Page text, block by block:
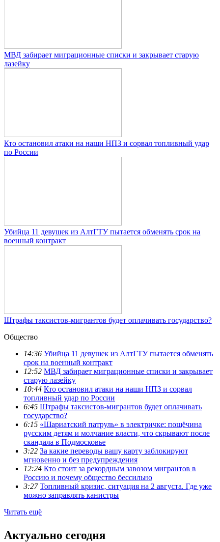
МВД забирает миграционные списки и закрывает старую
лазейку
Кто остановил атаки на наши НПЗ и сорвал топливный удар
по России
Убийца 11 девушек из АлтГТУ пытается обменять срок на
военный контракт
Штрафы таксистов-мигрантов будет оплачивать государство?
Общество
14:36 Убийца 11 девушек из АлтГТУ пытается обменять
срок на военный контракт
12:52 МВД забирает миграционные списки и закрывает
старую лазейку
10:44 Кто остановил атаки на наши НПЗ и сорвал
топливный удар по России
6:45 Штрафы таксистов-мигрантов будет оплачивать
государство?
6:15 «Шариатский патруль» в электричке: пощёчина
русским детям и молчание власти, что скрывают после
скандала в Подмосковье
3:22 За какие переводы вашу карту заблокируют
мгновенно и без предупреждения
12:24 Кто стоит за рекордным завозом мигрантов в
Россию и почему общество бессильно
3:27 Топливный кризис, ситуация на 2 августа. Где уже
можно заправлять канистры
Читать ещё
Актуально сегодня